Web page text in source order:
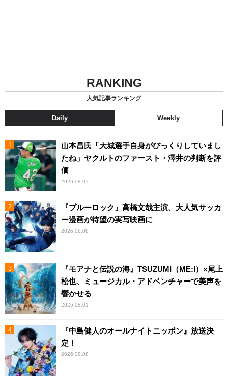
RANKING
人気記事ランキング
Daily Weekly
山本昌氏「大城選手自身がびっくりしていまし
たね」ヤクルトのファースト・澤井の判断を評
価
2026.08.07
『ブルーロック』高橋文哉主演、大人気サッカ
ー漫画が待望の実写映画に
2026.08.08
『モアナと伝説の海』TSUZUMI（ME:I）×尾上
松也、ミュージカル・アドベンチャーで美声を
響かせる
2026.08.01
『中島健人のオールナイトニッポン』放送決
定！
2026.08.08